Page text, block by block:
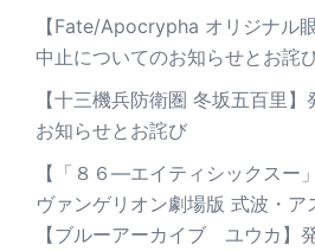
【Fate/Apocrypha オリジナル
中止についてのお知らせとお詫
【十三機兵防衛圏 冬坂五百里
お知らせとお詫び
【「８６―エイティシックスー
ヴァンゲリオン劇場版 式波・ア
【ブルーアーカイブ ユウカ】